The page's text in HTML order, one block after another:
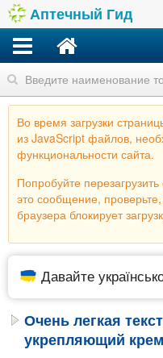
Аптечный Гид
Найти
Во время загрузки
из JavaScript файлов,
функциональности сайта.
Попробуйте
это сообщение,
браузера блокирует
Давайте
Очень легкая
укрепляющий